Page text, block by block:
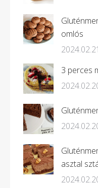
omlós
3 perces
asztal